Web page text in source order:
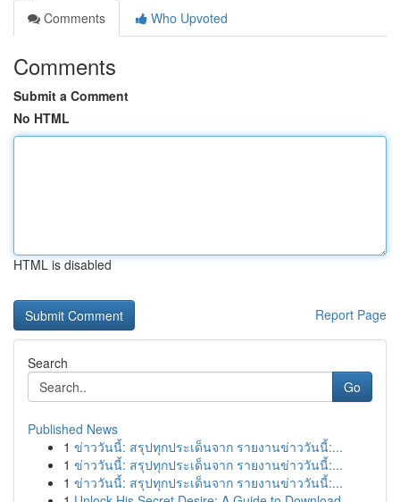
Comments
Who Upvoted
Comments
Submit a Comment
No HTML
HTML is disabled
Report Page
Search
Go
Published News
1 ข่าววันนี้: สรุปทุกประเด็นจาก รายงานข่าววันนี้:...
1 ข่าววันนี้: สรุปทุกประเด็นจาก รายงานข่าววันนี้:...
1 ข่าววันนี้: สรุปทุกประเด็นจาก รายงานข่าววันนี้:...